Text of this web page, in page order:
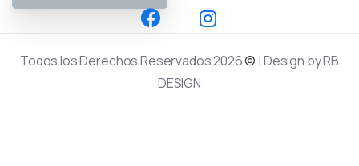
Todos los Derechos Reservados 2026© | Design by RB
DESIGN